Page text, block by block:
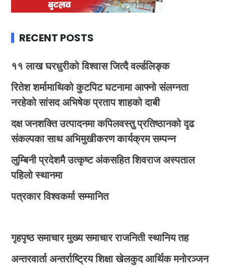
RECENT POSTS
११ लाख घरधुरीको विश्वास जित्दै वर्ल्डलिङ्क
रितेश शर्मामाथिको कुटपिट घटनामा आफ्नो संलग्नता
नरहेको सांसद अभिषेक प्रताप शाहको दाबी
दक्ष जनशक्ति उत्पादनमा कपिलवस्तु प्रतिष्ठानको दृढ
संकल्पका साथ अभिमुखीकरण कार्यक्रम सम्पन्न
लुम्बिनी प्रदेशमै उत्कृष्ट अंकसहित शिवराज अस्पताल
पहिलो स्थानमा
पत्रकार विश्वकर्मा सम्मानित
गृहपृष्ठ समाचार मुख्य समाचार राजनिती स्थानिय तह
अन्तरवार्ता अन्तर्राष्ट्रिय शिक्षा खेलकुद आर्थिक मनोरञ्जन